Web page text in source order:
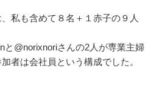
私も含めて８名＋１赤子の９人
と@norixnoriさんの2人が専業主婦
者は会社員という構成でした。